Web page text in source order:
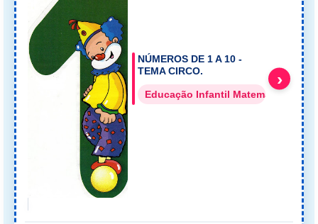
NÚMEROS DE 1 A 10 -
TEMA CIRCO.
Educação Infantil Matemática
›